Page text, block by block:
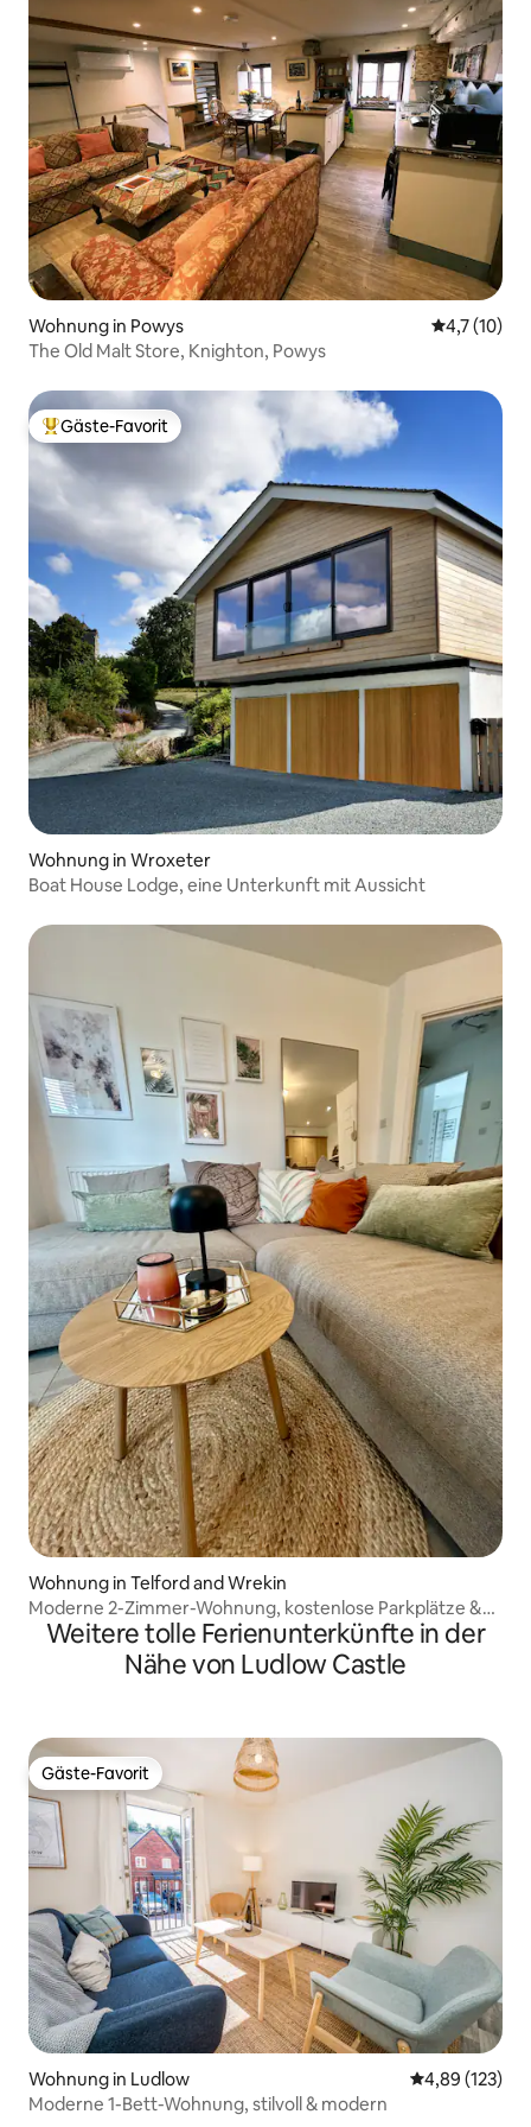
Wohnung in Powys
4,7 (10)
The Old Malt Store, Knighton, Powys
Beliebter Gäste-Favorit.
Gäste-Favorit
Wohnung in Wroxeter
Boat House Lodge, eine Unterkunft mit Aussicht
Wohnung in Telford and Wrekin
Moderne 2-Zimmer-Wohnung, kostenlose Parkplätze &
Netflix
Weitere tolle Ferienunterkünfte in der
Nähe von Ludlow Castle
Gäste-Favorit
Gäste-Favorit
Wohnung in Ludlow
4,89 (123)
Moderne 1-Bett-Wohnung, stilvoll & modern